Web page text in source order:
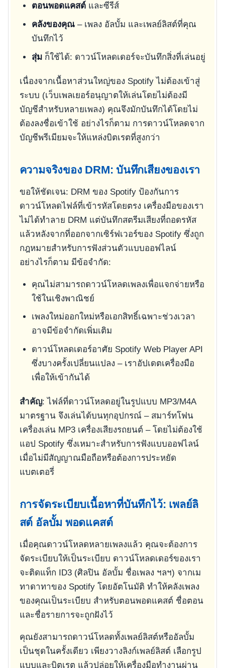
ตอนพอดแคสต์และซีรีส์
คลังของคุณ– เพลง อัลบั้ม และเพลย์ลิสต์ที่คุณ
บันทึกไว้
สุ่มก็ใช้ได้: ดาวน์โหลดเดอร์จะบันทึกสิ่งที่เล่นอยู่
เนื่องจากเนื้อหาส่วนใหญ่ของ Spotify ไม่ต้องเข้าสู่
ระบบ (เว็บเพลเยอร์อนุญาตให้เล่นโดยไม่ต้องมี
บัญชีสำหรับหลายเพลง) คุณจึงมักบันทึกได้โดยไม่
ต้องลงชื่อเข้าใช้ อย่างไรก็ตาม การดาวน์โหลดจาก
บัญชีพรีเมียมจะให้แหล่งบิตเรตที่สูงกว่า
ความจริงของ DRM: บันทึกเสียงของเรา
ขอให้ชัดเจน: DRM ของ Spotify ป้องกันการ
ดาวน์โหลดไฟล์ที่เข้ารหัสโดยตรง เครื่องมือของเรา
ไม่ได้ทำลาย DRM แต่บันทึกสตรีมเสียงที่ถอดรหัส
แล้วหลังจากที่ออกจากเซิร์ฟเวอร์ของ Spotify ซึ่งถูก
กฎหมายสำหรับการฟังส่วนตัวแบบออฟไลน์
อย่างไรก็ตาม มีข้อจำกัด:
คุณไม่สามารถดาวน์โหลดเพลงเพื่อแจกจ่ายหรือ
ใช้ในเชิงพาณิชย์
เพลงใหม่ออกใหม่หรือเอกสิทธิ์เฉพาะช่วงเวลา
อาจมีข้อจำกัดเพิ่มเติม
ดาวน์โหลดเดอร์อาศัย Spotify Web Player API
ซึ่งบางครั้งเปลี่ยนแปลง – เราอัปเดตเครื่องมือ
เพื่อให้เข้ากันได้
สำคัญ: ไฟล์ที่ดาวน์โหลดอยู่ในรูปแบบ MP3/M4A
มาตรฐาน จึงเล่นได้บนทุกอุปกรณ์ – สมาร์ทโฟน
เครื่องเล่น MP3 เครื่องเสียงรถยนต์ – โดยไม่ต้องใช้
แอป Spotify ซึ่งเหมาะสำหรับการฟังแบบออฟไลน์
เมื่อไม่มีสัญญาณมือถือหรือต้องการประหยัด
แบตเตอรี่
การจัดระเบียบเนื้อหาที่บันทึกไว้: เพลย์ลิ
สต์ อัลบั้ม พอดแคสต์
เมื่อคุณดาวน์โหลดหลายเพลงแล้ว คุณจะต้องการ
จัดระเบียบให้เป็นระเบียบ ดาวน์โหลดเดอร์ของเรา
จะติดแท็ก ID3 (ศิลปิน อัลบั้ม ชื่อเพลง ฯลฯ) จากเม
ทาดาทาของ Spotify โดยอัตโนมัติ ทำให้คลังเพลง
ของคุณเป็นระเบียบ สำหรับตอนพอดแคสต์ ชื่อตอน
และชื่อรายการจะถูกฝังไว้
คุณยังสามารถดาวน์โหลดทั้งเพลย์ลิสต์หรืออัลบั้ม
เป็นชุดในครั้งเดียว เพียงวางลิงก์เพลย์ลิสต์ เลือกรูป
แบบและบิตเรต แล้วปล่อยให้เครื่องมือทำงานผ่าน